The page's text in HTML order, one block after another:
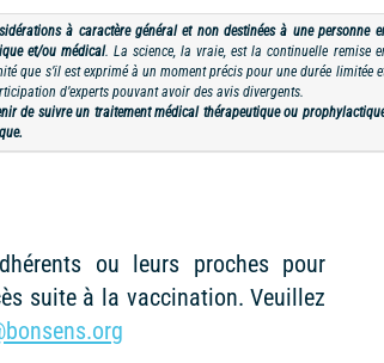
à caractère général et non destinées à une personne
et/ou médical. La science, la vraie, est la continuelle remise
que s’il est exprimé à un moment précis pour une durée limitée
d’experts pouvant avoir des avis divergents.
de suivre un traitement médical thérapeutique ou
ou leurs proches pour
suite à la vaccination. Veuillez